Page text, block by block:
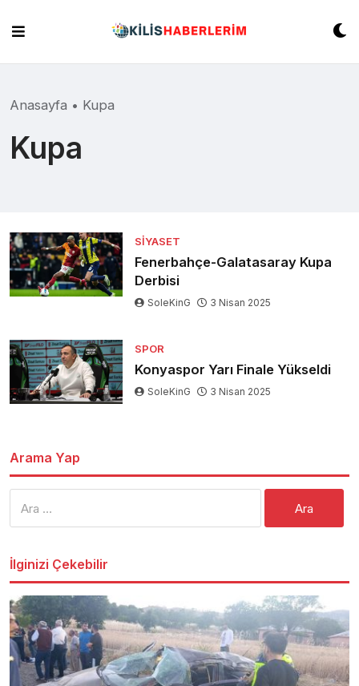
content
Anasayfa • Kupa
Kupa
SIYASET
Fenerbahçe-Galatasaray Kupa
Derbisi
SoleKinG 3 Nisan 2025
SPOR
Konyaspor Yarı Finale Yükseldi
SoleKinG 3 Nisan 2025
Arama Yap
İlginizi Çekebilir